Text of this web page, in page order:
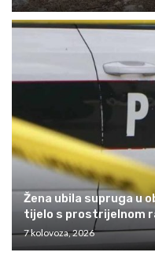
Žena ubila supruga u
tijelo s prostrijelnom
7 kolovoza, 2026